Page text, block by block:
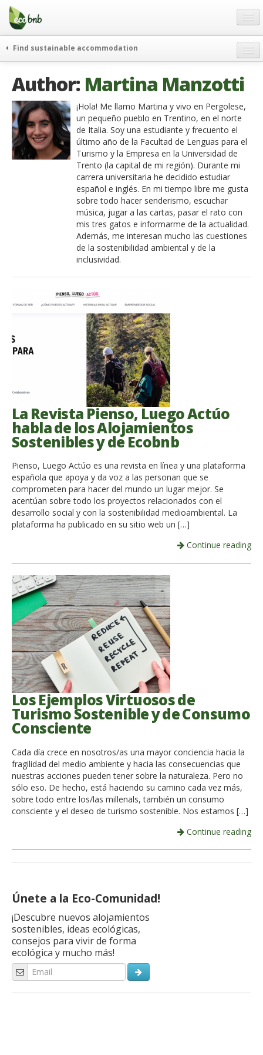
Menu
Skip
content
Ofertas
Acerca de
FAQ
Contacto
Spanish
Find sustainable accommodation
Eco hotels
Curiosidades
Author: Martina Manzotti
¡Hola! Me llamo Martina y vivo en Pergolese,
un pequeño pueblo en Trentino, en el norte
de Italia. Soy una estudiante y frecuento el
último año de la Facultad de Lenguas para el
Turismo y la Empresa en la Universidad de
Trento (la capital de mi región). Durante mi
carrera universitaria he decidido estudiar
español e inglés. En mi tiempo libre me gusta
sobre todo hacer senderismo, escuchar
música, jugar a las cartas, pasar el rato con
mis tres gatos e informarme de la actualidad.
Además, me interesan mucho las cuestiones
de la sostenibilidad ambiental y de la
inclusividad.
La Revista Pienso, Luego Actúo
habla de los Alojamientos
Sostenibles y de Ecobnb
Pienso, Luego Actúo es una revista en línea y una plataforma
española que apoya y da voz a las personan que se
comprometen para hacer del mundo un lugar mejor. Se
acentúan sobre todo los proyectos relacionados con el
desarrollo social y con la sostenibilidad medioambiental. La
plataforma ha publicado en su sitio web un […]
Continue reading
Los Ejemplos Virtuosos de
Turismo Sostenible y de Consumo
Consciente
Cada día crece en nosotros/as una mayor conciencia hacia la
fragilidad del medio ambiente y hacia las consecuencias que
nuestras acciones pueden tener sobre la naturaleza. Pero no
sólo eso. De hecho, está haciendo su camino cada vez más,
sobre todo entre los/las millenals, también un consumo
consciente y el deseo de turismo sostenible. Nos estamos […]
Continue reading
Únete a la Eco-Comunidad!
¡Descubre nuevos alojamientos
sostenibles, ideas ecológicas,
consejos para vivir de forma
ecológica y mucho más!